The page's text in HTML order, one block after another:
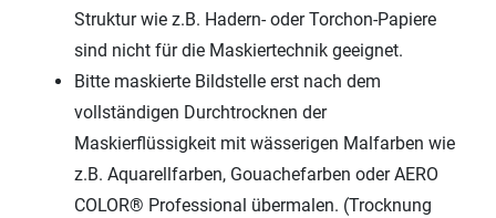
Struktur wie z.B. Hadern- oder Torchon-Papiere
sind nicht für die Maskiertechnik geeignet.
Bitte maskierte Bildstelle erst nach dem
vollständigen Durchtrocknen der
Maskierflüssigkeit mit wässerigen Malfarben wie
z.B. Aquarellfarben, Gouachefarben oder AERO
COLOR® Professional übermalen. (Trocknung